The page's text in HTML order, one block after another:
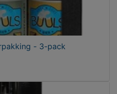
- 3-pack